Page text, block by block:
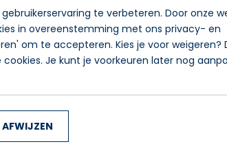
te verbeteren. Door onze
in overeenstemming met ons privacy- en
om te accepteren. Kies je voor weigeren?
Je kunt je voorkeuren later nog
AFWIJZEN